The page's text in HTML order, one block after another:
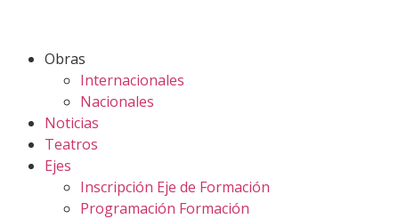
Obras
Internacionales
Nacionales
Noticias
Teatros
Ejes
Inscripción Eje de Formación
Programación Formación